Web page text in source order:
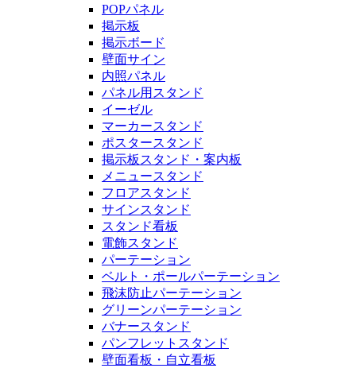
POPパネル
掲示板
掲示ボード
壁面サイン
内照パネル
パネル用スタンド
イーゼル
マーカースタンド
ポスタースタンド
掲示板スタンド・案内板
メニュースタンド
フロアスタンド
サインスタンド
スタンド看板
電飾スタンド
パーテーション
ベルト・ポールパーテーション
飛沫防止パーテーション
グリーンパーテーション
バナースタンド
パンフレットスタンド
壁面看板・自立看板